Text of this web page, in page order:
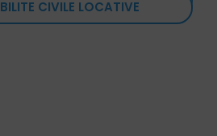
CIVILE LOCATIVE